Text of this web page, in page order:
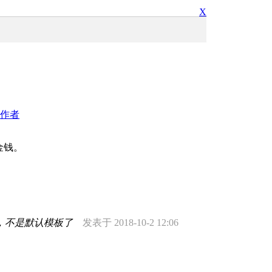
X
者
。
不是默认模板了 发表于 2018-10-2 12:06